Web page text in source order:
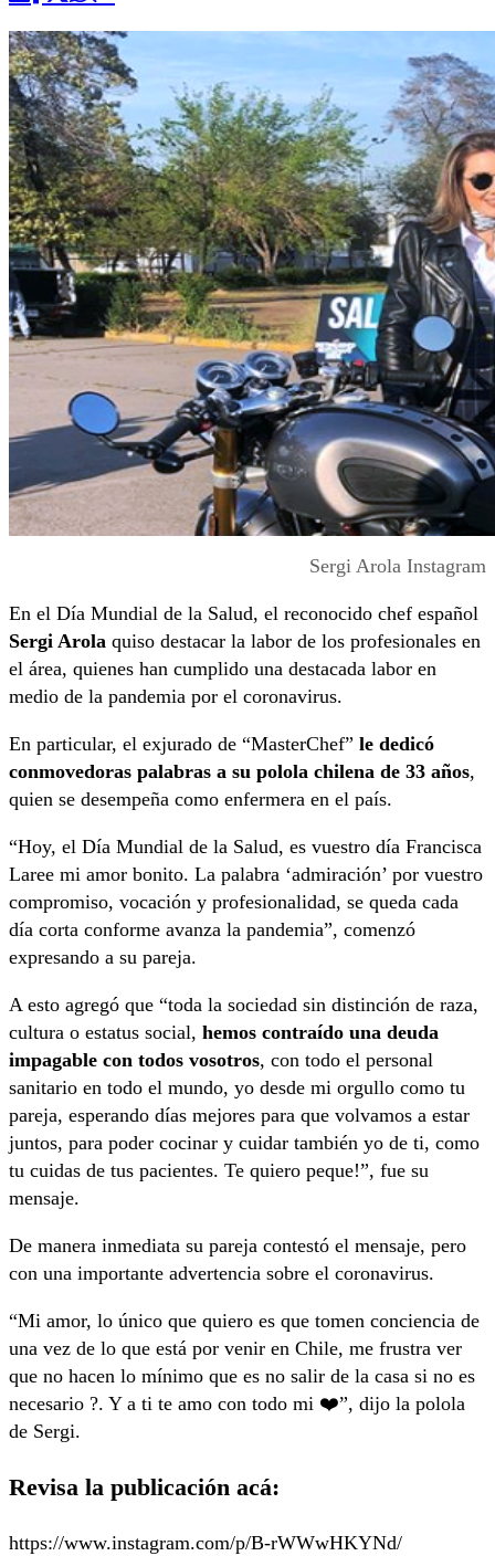
Sergi Arola Instagram
En el Día Mundial de la Salud, el reconocido chef español
Sergi Arola quiso destacar la labor de los profesionales en
el área, quienes han cumplido una destacada labor en
medio de la pandemia por el coronavirus.
En particular, el exjurado de “MasterChef” le dedicó
conmovedoras palabras a su polola chilena de 33 años,
quien se desempeña como enfermera en el país.
“Hoy, el Día Mundial de la Salud, es vuestro día Francisca
Laree mi amor bonito. La palabra ‘admiración’ por vuestro
compromiso, vocación y profesionalidad, se queda cada
día corta conforme avanza la pandemia”, comenzó
expresando a su pareja.
A esto agregó que “toda la sociedad sin distinción de raza,
cultura o estatus social, hemos contraído una deuda
impagable con todos vosotros, con todo el personal
sanitario en todo el mundo, yo desde mi orgullo como tu
pareja, esperando días mejores para que volvamos a estar
juntos, para poder cocinar y cuidar también yo de ti, como
tu cuidas de tus pacientes. Te quiero peque!”, fue su
mensaje.
De manera inmediata su pareja contestó el mensaje, pero
con una importante advertencia sobre el coronavirus.
“Mi amor, lo único que quiero es que tomen conciencia de
una vez de lo que está por venir en Chile, me frustra ver
que no hacen lo mínimo que es no salir de la casa si no es
necesario ?. Y a ti te amo con todo mi ❤️”, dijo la polola
de Sergi.
Revisa la publicación acá:
https://www.instagram.com/p/B-rWWwHKYNd/